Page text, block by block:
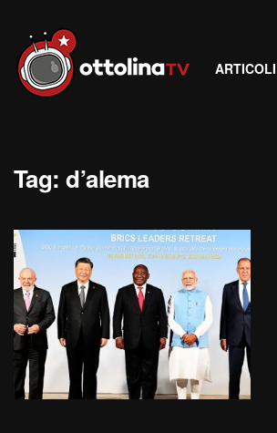
ARTICOLI
Tag:d’alema